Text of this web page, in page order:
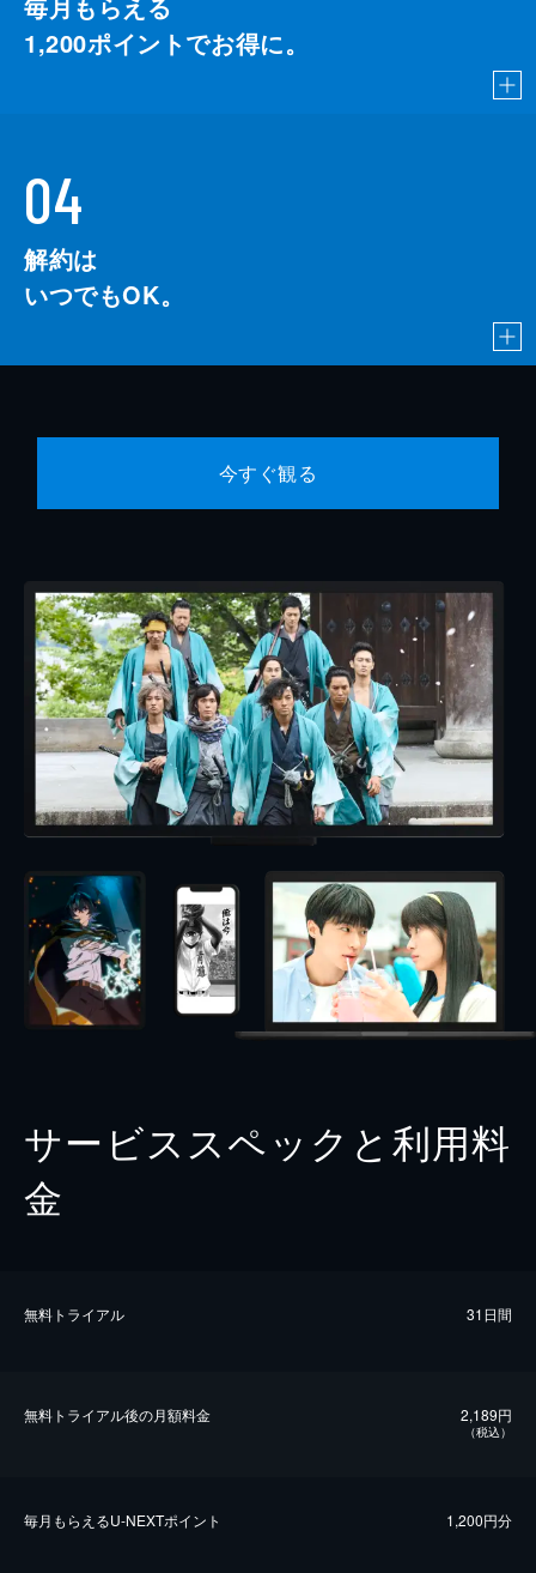
1,200ポイントでお得に。
04
解約は
いつでもOK。
今すぐ観る
サービススペックと利用料
金
無料トライアル 31日間
無料トライアル後の⽉額料金 2,189円
（税込）
毎⽉もらえるU-NEXTポイント 1,200円分